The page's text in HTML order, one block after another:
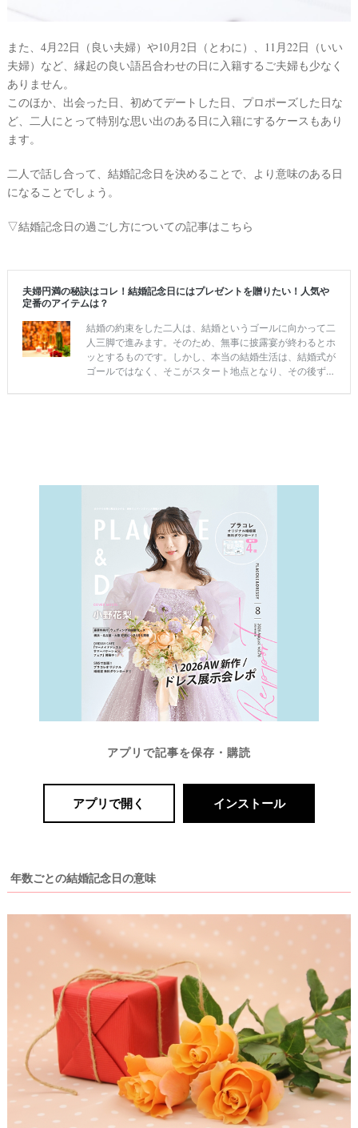
また、4月22日（良い夫婦）や10月2日（とわに）、11月22日（いい
夫婦）など、縁起の良い語呂合わせの日に入籍するご夫婦も少なく
ありません。
このほか、出会った日、初めてデートした日、プロポーズした日な
ど、二人にとって特別な思い出のある日に入籍にするケースもあり
ます。
二人で話し合って、結婚記念日を決めることで、より意味のある日
になることでしょう。
▽結婚記念日の過ごし方についての記事はこちら
アプリで記事を保存・購読
アプリで開く インストール
年数ごとの結婚記念日の意味
卒
花
ウ
ェ
ル
ス
ペ
ギ
ト
#
縄
#
ィ
ン
ア
ム
結
婚
の
段
り
P
A
C
O
&
D
R
E
S
S
Y
公
式